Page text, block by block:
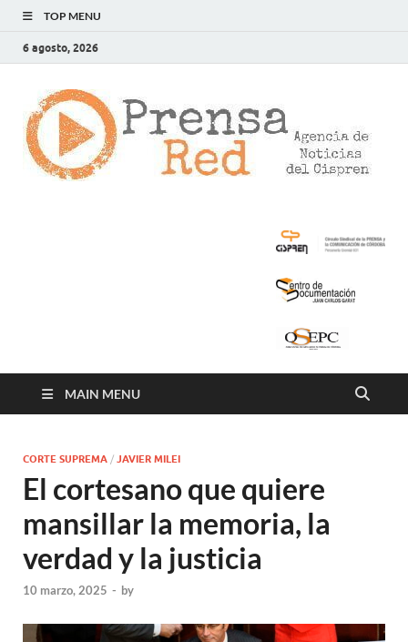
TOP MENU
6 agosto, 2026
MAIN MENU
CORTE SUPREMA / JAVIER MILEI
El cortesano que quiere
mansillar la memoria, la
verdad y la justicia
10 marzo, 2025 - by